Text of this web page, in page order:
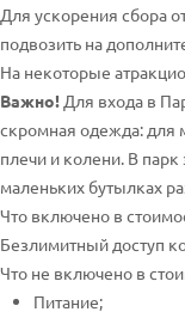
Для ускорения сбора
подвозить на
На некоторые
Важно! Для входа в
скромная одежда:
плечи и колени. В
маленьких бутылках
Что включено в
Безлимитный доступ
Что не включено в
Питание;